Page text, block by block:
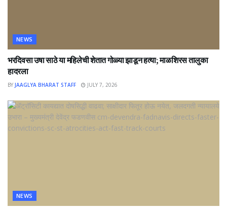
NEWS
भरदिवसा उषा साठे या महिलेची शेतात गोळ्या झाडून हत्या; माळशिरस तालुका
हादरला
BY JAAGLYA BHARAT STAFF JULY 7, 2026
NEWS